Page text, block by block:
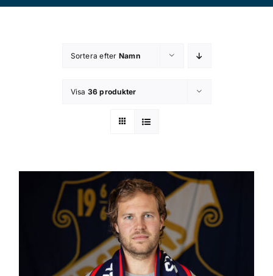
Sortera efter Namn
Visa 36 produkter